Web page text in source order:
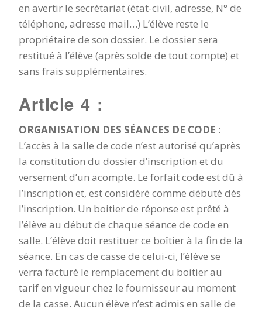
en avertir le secrétariat (état-civil, adresse, N° de
téléphone, adresse mail…) L’élève reste le
propriétaire de son dossier. Le dossier sera
restitué à l’élève (après solde de tout compte) et
sans frais supplémentaires.
Article 4 :
ORGANISATION DES SÉANCES DE CODE :
L’accès à la salle de code n’est autorisé qu’après
la constitution du dossier d’inscription et du
versement d’un acompte. Le forfait code est dû à
l’inscription et, est considéré comme débuté dès
l’inscription. Un boitier de réponse est prêté à
l’élève au début de chaque séance de code en
salle. L’élève doit restituer ce boîtier à la fin de la
séance. En cas de casse de celui-ci, l’élève se
verra facturé le remplacement du boitier au
tarif en vigueur chez le fournisseur au moment
de la casse. Aucun élève n’est admis en salle de